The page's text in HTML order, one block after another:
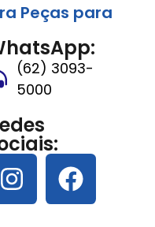
Peças para
(62) 3093-
5000